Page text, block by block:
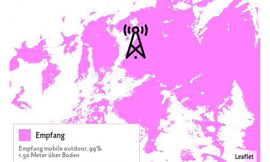
Leaflet
Empfang
Empfang mobile outdoor, 99%
1.50 Meter über Boden